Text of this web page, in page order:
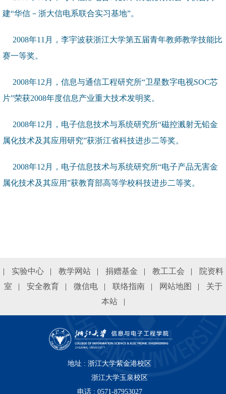
建“华信－浙大信电系联合实习基地”。
2008年11月，李宇波获浙江大学第五届青年教师教学技能比
赛一等奖。
2008年12月，信息与通信工程研究所“卫星数字电视SOC芯
片”荣获2008年度信息产业重大技术发明奖。
2008年12月，电子信息技术与系统研究所“磁控溅射无铅金
属化技术及其应用研究”获浙江省科技进步二等奖。
2008年12月，电子信息技术与系统研究所“电子产品无害金
属化技术及其应用”获教育部高等学校科技进步二等奖。
| 实验中心 | 教学网站 | 捐赠基金 | 教工工会 |
院资料
室
| 安全教育 | 微信电 | 联络指南 | 网站地图 |
关于
本站
|
地址 : 浙江大学紫金港校区
浙江大学玉泉校区
电话 : 0571-87953027